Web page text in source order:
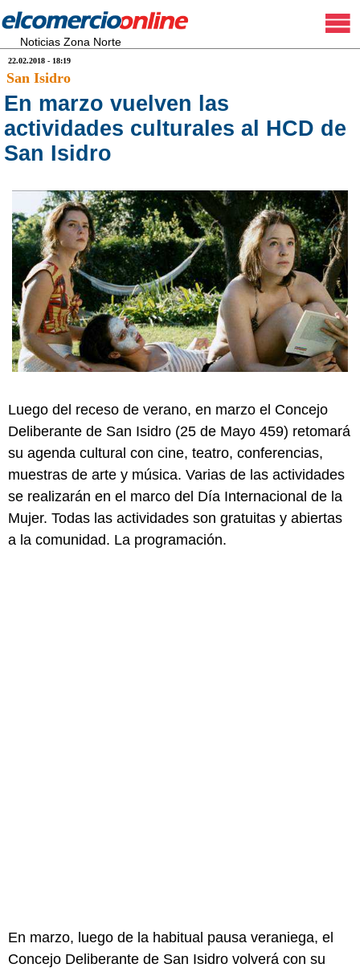
Noticias Zona Norte
22.02.2018 - 18:19
San Isidro
En marzo vuelven las
actividades culturales al HCD de
San Isidro
Luego del receso de verano, en marzo el Concejo
Deliberante de San Isidro (25 de Mayo 459) retomará
su agenda cultural con cine, teatro, conferencias,
muestras de arte y música. Varias de las actividades
se realizarán en el marco del Día Internacional de la
Mujer. Todas las actividades son gratuitas y abiertas
a la comunidad. La programación.
En marzo, luego de la habitual pausa veraniega, el
Concejo Deliberante de San Isidro volverá con su